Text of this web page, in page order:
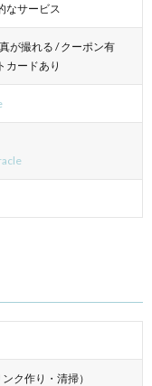
なサービス
が撮れる / クーポン有
カードあり
ク作り・清掃）